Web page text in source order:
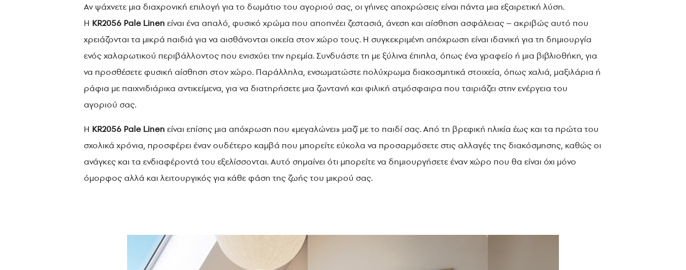
Αν ψάχνετε μια διαχρονική επιλογή για το δωμάτιο του αγοριού σας, οι γήινες αποχρώσεις είναι πάντα μια εξαιρετική λύση.
Η KR2056 Pale Linen είναι ένα απαλό, φυσικό χρώμα που αποπνέει ζεστασιά, άνεση και αίσθηση ασφάλειας – ακριβώς αυτό που
χρειάζονται τα μικρά παιδιά για να αισθάνονται οικεία στον χώρο τους. Η συγκεκριμένη απόχρωση είναι ιδανική για τη δημιουργία
ενός χαλαρωτικού περιβάλλοντος που ενισχύει την ηρεμία. Συνδυάστε τη με ξύλινα έπιπλα, όπως ένα γραφείο ή μια βιβλιοθήκη, για
να προσθέσετε φυσική αίσθηση στον χώρο. Παράλληλα, ενσωματώστε πολύχρωμα διακοσμητικά στοιχεία, όπως χαλιά, μαξιλάρια ή
ράφια με παιχνιδιάρικα αντικείμενα, για να διατηρήσετε μια ζωντανή και φιλική ατμόσφαιρα που ταιριάζει στην ενέργεια του
αγοριού σας.
Η KR2056 Pale Linen είναι επίσης μια απόχρωση που «μεγαλώνει» μαζί με το παιδί σας. Από τη βρεφική ηλικία έως και τα πρώτα του
σχολικά χρόνια, προσφέρει έναν ουδέτερο καμβά που μπορείτε εύκολα να προσαρμόσετε στις αλλαγές της διακόσμησης, καθώς οι
ανάγκες και τα ενδιαφέροντά του εξελίσσονται. Αυτό σημαίνει ότι μπορείτε να δημιουργήσετε έναν χώρο που θα είναι όχι μόνο
όμορφος αλλά και λειτουργικός για κάθε φάση της ζωής του μικρού σας.